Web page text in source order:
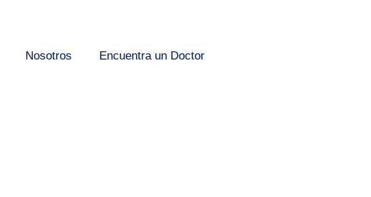
Nosotros Encuentra un Doctor